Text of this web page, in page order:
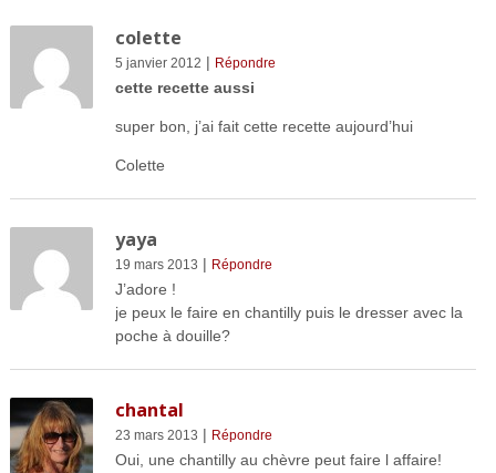
colette
5 janvier 2012 | Répondre
cette recette aussi
super bon, j’ai fait cette recette aujourd’hui
Colette
yaya
19 mars 2013 | Répondre
J’adore !
je peux le faire en chantilly puis le dresser avec la
poche à douille?
chantal
23 mars 2013 | Répondre
Oui, une chantilly au chèvre peut faire l affaire!